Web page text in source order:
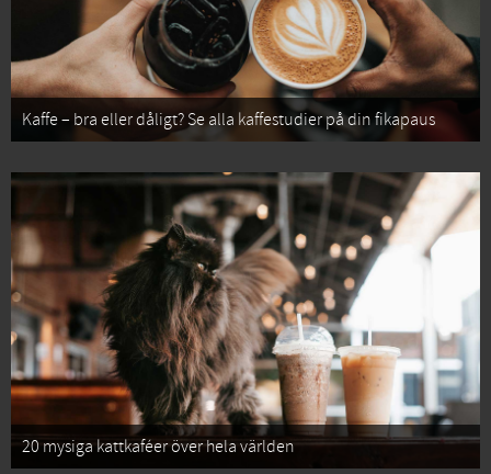
Kaffe – bra eller dåligt? Se alla kaffestudier på din fikapaus
20 mysiga kattkaféer över hela världen